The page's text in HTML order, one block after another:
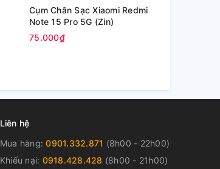
Cụm Chân Sạc Xiaomi Redmi
Note 15 Pro 5G (Zin)
75.000₫
Liên hệ
Mua hàng:0901.332.871 (8h00 - 22h00)
Khiếu nại: 0918.428.428 (8h00 - 21h00)